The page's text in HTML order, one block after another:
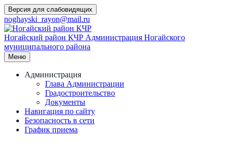
Перейти
к
содержимому
Версия для слабовидящих
noghayski_rayon@mail.ru
Ногайский район КЧР Администрация Ногайского
муниципального района
Меню
Администрация
Глава Администрации
Градостроительство
Документы
Навигация по сайту
Безопасность в сети
График приема